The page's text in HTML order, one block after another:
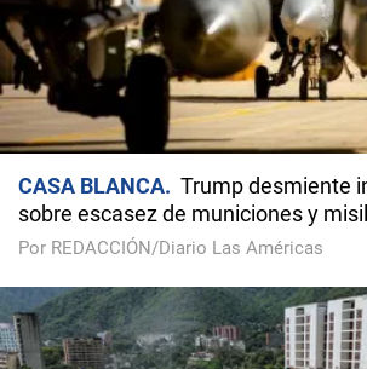
CASA BLANCA
Trump desmiente
sobre escasez de municiones y
Por REDACCIÓN/Diario Las Américas